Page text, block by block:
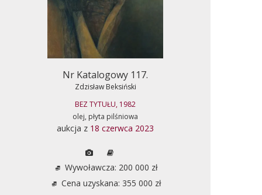
Nr Katalogowy 117.
Zdzisław Beksiński
BEZ TYTUŁU, 1982
olej, płyta pilśniowa
aukcja z 18 czerwca 2023
Wywoławcza: 200 000 zł
Cena uzyskana: 355 000 zł